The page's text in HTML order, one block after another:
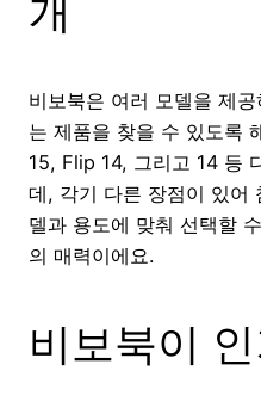
개
비보북은 여러 모델을 제
는 제품을 찾을 수 있도록
15, Flip 14, 그리고 14 등
데, 각기 다른 장점이 있어
델과 용도에 맞춰 선택할
의 매력이에요.
비보북이